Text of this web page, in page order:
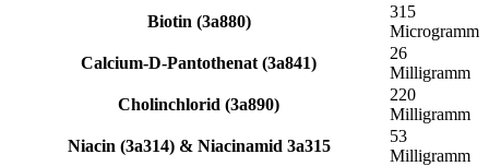
Biotin (3a880)
315
Microgramm
Calcium-D-Pantothenat (3a841)
26
Milligramm
Cholinchlorid (3a890)
220
Milligramm
Niacin (3a314) & Niacinamid 3a315
53
Milligramm